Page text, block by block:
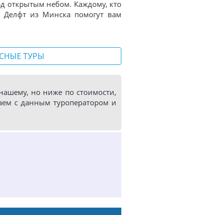
открытым небом. Каждому, кто
Делфт из Минска помогут вам
ТУРЫ
но ниже по стоимости,
с данным туроператором и